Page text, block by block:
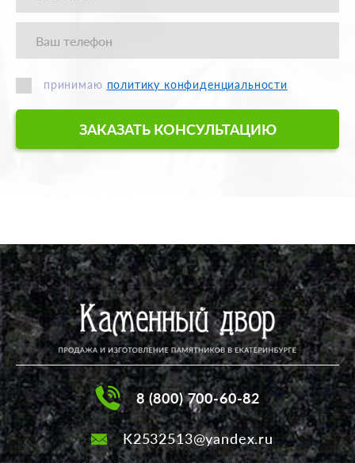
принимаю политику конфиденциальности
ЗАКАЗАТЬ КОНСУЛЬТАЦИЮ
8 (800) 700-60-82
K2532513@yandex.ru